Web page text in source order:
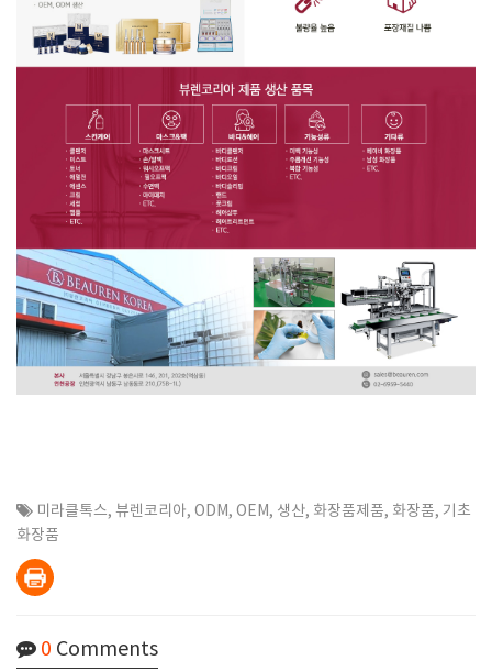
미라클톡스, 뷰렌코리아, ODM, OEM, 생산, 화장품제품, 화장품, 기초
화장품
0 Comments